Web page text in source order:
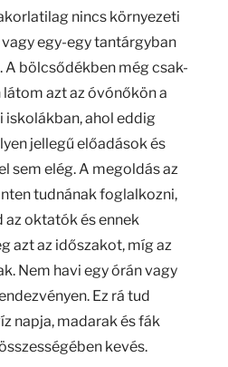
nincs környezeti
egy-egy tantárgyban
A bölcsődékben még csak-
azt az óvónőkön a
ahol eddig
jellegű előadások és
sem elég. A megoldás az
tudnának foglalkozni,
az oktatók és ennek
azt az időszakot, míg az
Nem havi egy órán vagy
Ez rá tud
napja, madarak és fák
kevés.